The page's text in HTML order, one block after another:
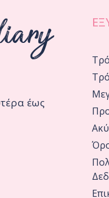
έως